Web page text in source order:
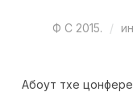
Ф С 2015. ин
Абоут тхе